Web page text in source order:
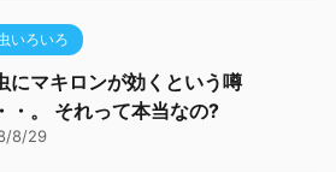
いろいろ
にマキロンが効くという噂
・。 それって本当なの?
8/29